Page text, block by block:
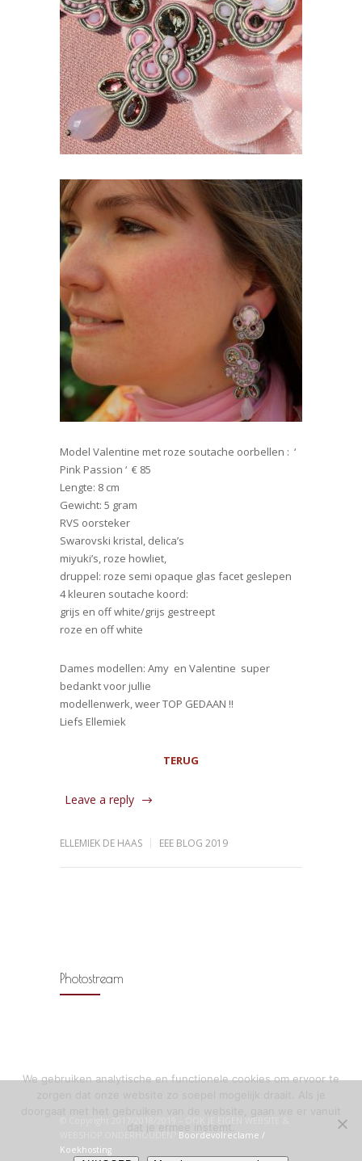
Model Valentine met roze soutache oorbellen : ‘
Pink Passion ‘ € 85
Lengte: 8 cm
Gewicht: 5 gram
RVS oorsteker
Swarovski kristal, delica’s
miyuki’s, roze howliet,
druppel: roze semi opaque glas facet geslepen
4 kleuren soutache koord:
grijs en off white/grijs gestreept
roze en off white
Dames modellen: Amy en Valentine super
bedankt voor jullie
modellenwerk, weer TOP GEDAAN !!
Liefs Ellemiek
TERUG
Leave a reply
ELLEMIEK DE HAAS EEE BLOG 2019
Photostream
© Copyright 2017/2018/2019 – OOK JE EIGEN WEBSITE &
WEBSHOP ONDERHOUDEN? Boordevolreclame /
Koekhosting
We gebruiken analytische en functionele cookies om ervoor te
dat je ermee instemt.